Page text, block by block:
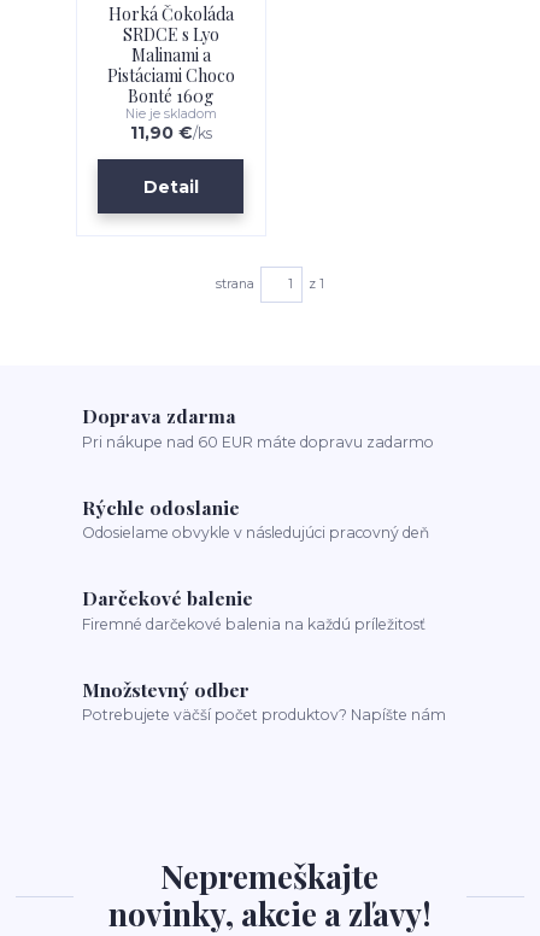
Horká Čokoláda
SRDCE s Lyo
Malinami a
Pistáciami Choco
Bonté 160g
11,90 €/ks
Nie je skladom
Detail
strana z 1
Doprava zdarma
Pri nákupe nad 60 EUR máte dopravu zadarmo
Rýchle odoslanie
Odosielame obvykle v následujúci pracovný deň
Darčekové balenie
Firemné darčekové balenia na každú príležitosť
Množstevný odber
Potrebujete väčší počet produktov? Napíšte nám
Nepremeškajte
novinky, akcie a zľavy!